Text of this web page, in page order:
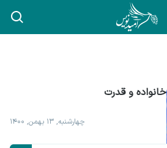
خانواده و قدرت
چهارشنبه, ۱۳ بهمن, ۱۴۰۰